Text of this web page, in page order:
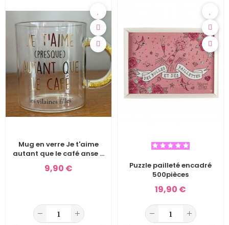
Mug en verre Je t'aime
autant que le café anse à
9,90 €
Puzzle pailleté encadré
500pièces
19,90 €